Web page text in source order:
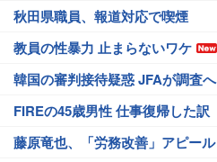
秋田県職員、報道対応で喫煙
教員の性暴力 止まらないワケ
韓国の審判接待疑惑 JFAが調査へ
FIREの45歳男性 仕事復帰した訳
藤原竜也、「労務改善」アピール